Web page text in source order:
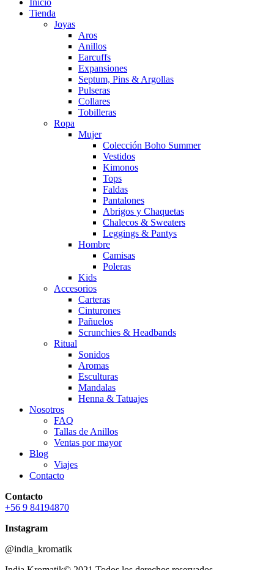
Inicio
Tienda
Joyas
Aros
Anillos
Earcuffs
Expansiones
Septum, Pins & Argollas
Pulseras
Collares
Tobilleras
Ropa
Mujer
Colección Boho Summer
Vestidos
Kimonos
Tops
Faldas
Pantalones
Abrigos y Chaquetas
Chalecos & Sweaters
Leggings & Pantys
Hombre
Camisas
Poleras
Kids
Accesorios
Carteras
Cinturones
Pañuelos
Scrunchies & Headbands
Ritual
Sonidos
Aromas
Esculturas
Mandalas
Henna & Tatuajes
Nosotros
FAQ
Tallas de Anillos
Ventas por mayor
Blog
Viajes
Contacto
Contacto
+56 9 84194870
Instagram
@india_kromatik